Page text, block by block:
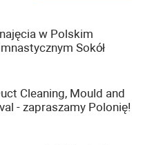
w Polskim
Sokół
Cleaning, Mould and
- zapraszamy Polonię!